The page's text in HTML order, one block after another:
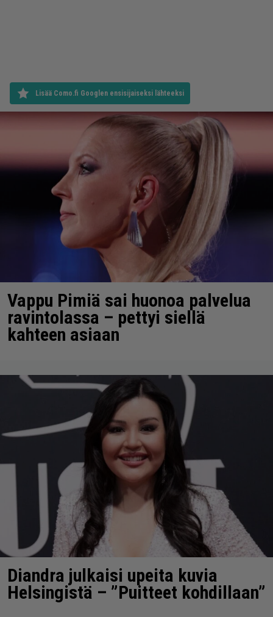
Lisää Como.fi Googlen ensisijaiseksi lähteeksi
Vappu Pimiä sai huonoa palvelua
ravintolassa – pettyi siellä
kahteen asiaan
Diandra julkaisi upeita kuvia
Helsingistä – ”Puitteet kohdillaan”